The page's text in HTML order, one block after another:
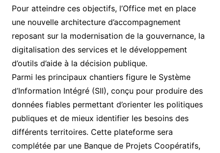
Pour atteindre ces objectifs, l’Office met en place
une nouvelle architecture d’accompagnement
reposant sur la modernisation de la gouvernance, la
digitalisation des services et le développement
d’outils d’aide à la décision publique.
Parmi les principaux chantiers figure le Système
d’Information Intégré (SII), conçu pour produire des
données fiables permettant d’orienter les politiques
publiques et de mieux identifier les besoins des
différents territoires. Cette plateforme sera
complétée par une Banque de Projets Coopératifs,